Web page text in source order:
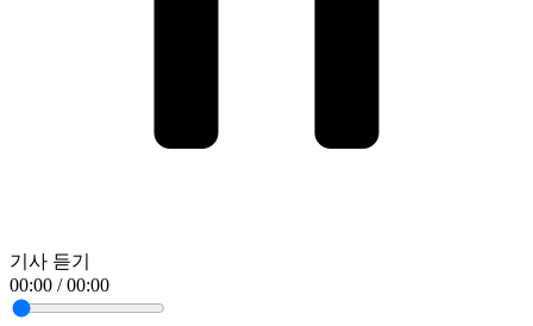
기사 듣기
00:00 / 00:00